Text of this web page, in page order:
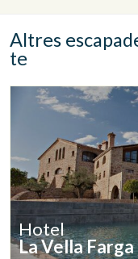
Altres
te
Hotel
La Vella Farga